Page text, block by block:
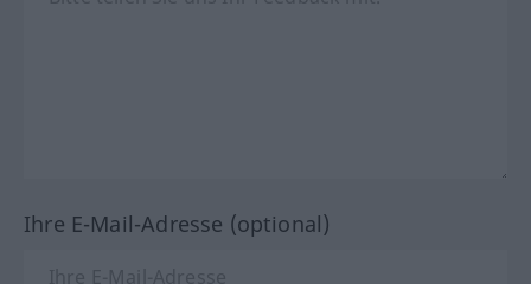
Ihre E-Mail-Adresse (optional)